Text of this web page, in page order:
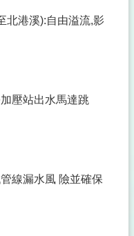
北港溪):自由溢流,影
壓站出水馬達跳
線漏水風 險並確保